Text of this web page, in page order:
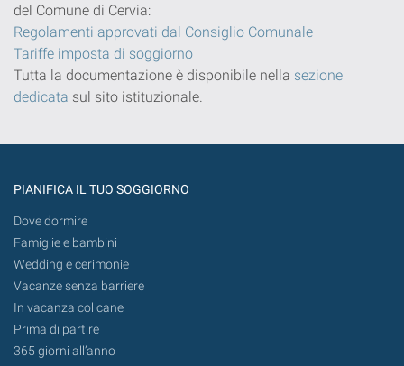
del Comune di Cervia:
Regolamenti approvati dal Consiglio Comunale
Tariffe imposta di soggiorno
Tutta la documentazione è disponibile nella sezione
dedicata sul sito istituzionale.
PIANIFICA IL TUO SOGGIORNO
Dove dormire
Famiglie e bambini
Wedding e cerimonie
Vacanze senza barriere
In vacanza col cane
Prima di partire
365 giorni all’anno